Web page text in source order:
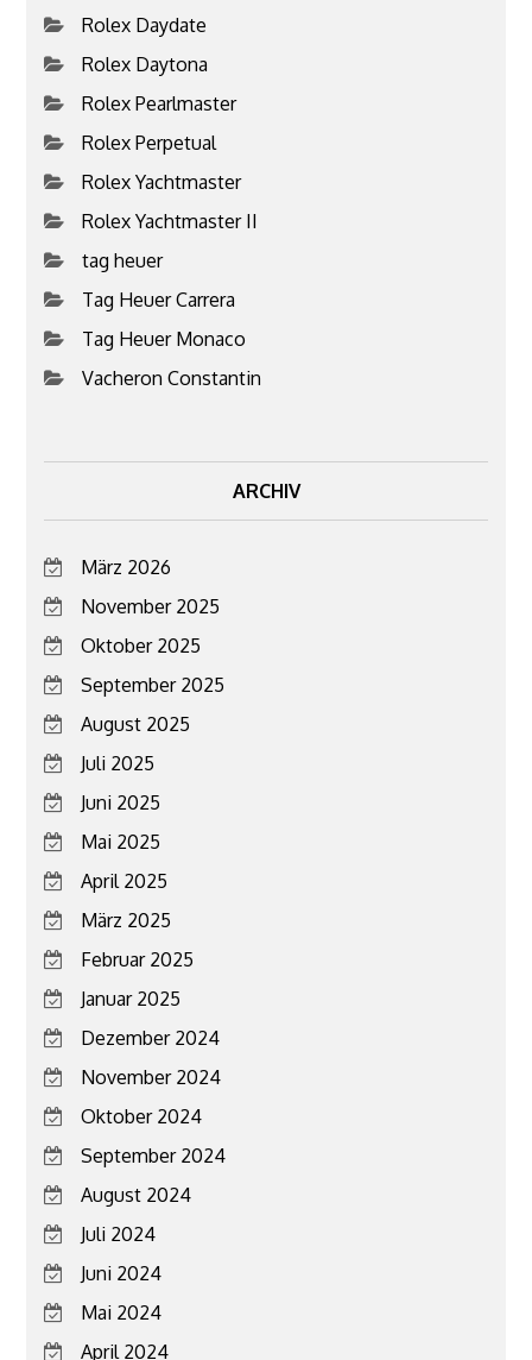
Rolex Daydate
Rolex Daytona
Rolex Pearlmaster
Rolex Perpetual
Rolex Yachtmaster
Rolex Yachtmaster II
tag heuer
Tag Heuer Carrera
Tag Heuer Monaco
Vacheron Constantin
ARCHIV
März 2026
November 2025
Oktober 2025
September 2025
August 2025
Juli 2025
Juni 2025
Mai 2025
April 2025
März 2025
Februar 2025
Januar 2025
Dezember 2024
November 2024
Oktober 2024
September 2024
August 2024
Juli 2024
Juni 2024
Mai 2024
April 2024